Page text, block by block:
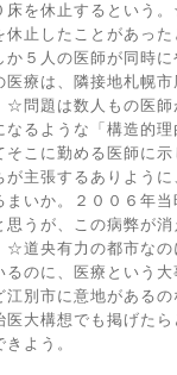
床を休止するという
休止したことがあっ
か５人の医師が同時
療は、隣接地札幌市
☆問題は数人もの医師
なるような「構造的
そこに勤める医師に
主張するありよう
まいか。２００６年
思うが、この病弊が
☆道央有力の都市なの
るのに、医療という
江別市に意地がある
医大構想でも掲げた
よう。